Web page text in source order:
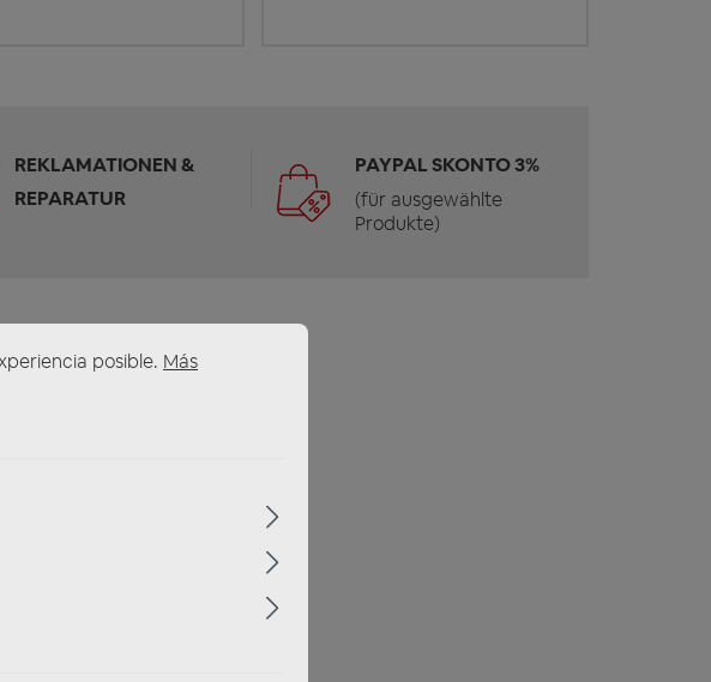
REKLAMATIONEN &
REPARATUR
PAYPAL SKONTO 3%
(für ausgewählte
Produkte)
posible. Más